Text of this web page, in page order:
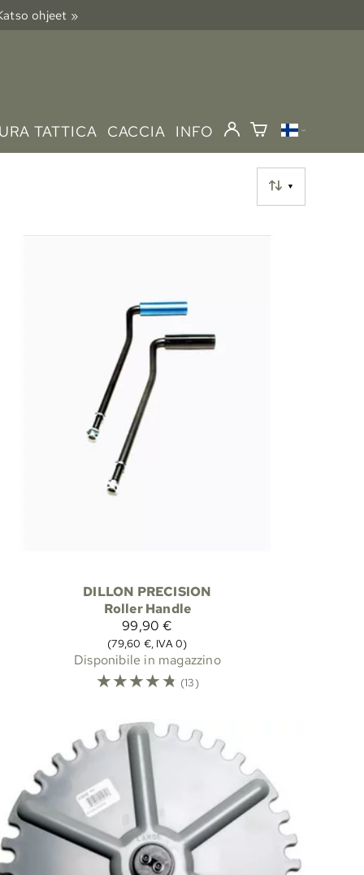
ohjeet »
TATTICA CACCIA INFO
▼
DILLON PRECISION
Roller Handle
99,90 €
(79,60 €, IVA 0)
Disponibile in magazzino
☆☆☆☆☆ (13)